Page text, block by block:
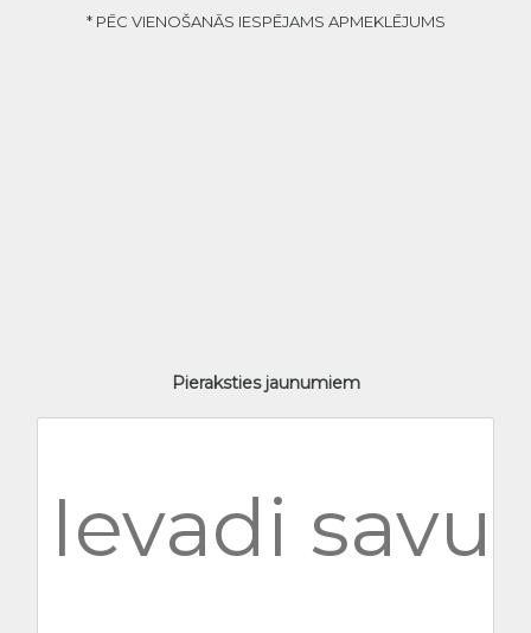
* PĒC VIENOŠANĀS IESPĒJAMS APMEKLĒJUMS
Pieraksties jaunumiem